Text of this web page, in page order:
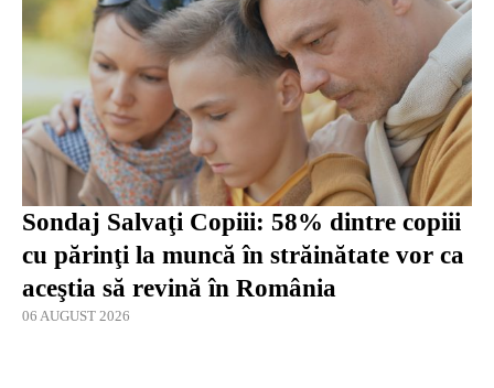
Sondaj Salvaţi Copiii: 58% dintre copiii
cu părinţi la muncă în străinătate vor ca
aceştia să revină în România
06 AUGUST 2026